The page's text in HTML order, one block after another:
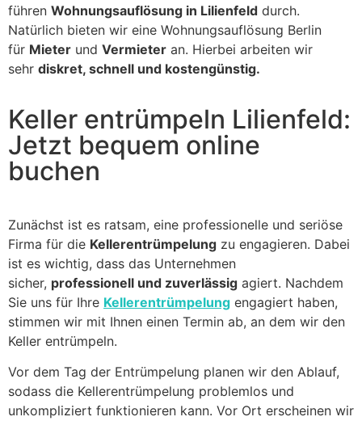
führen Wohnungsauflösung in Lilienfeld durch.
Natürlich bieten wir eine Wohnungsauflösung Berlin
für Mieter und Vermieter an. Hierbei arbeiten wir
sehr diskret, schnell und kostengünstig.
Keller entrümpeln Lilienfeld:
Jetzt bequem online
buchen
Zunächst ist es ratsam, eine professionelle und seriöse
Firma für die Kellerentrümpelung zu engagieren. Dabei
ist es wichtig, dass das Unternehmen
sicher, professionell und zuverlässig agiert. Nachdem
Sie uns für Ihre Kellerentrümpelung engagiert haben,
stimmen wir mit Ihnen einen Termin ab, an dem wir den
Keller entrümpeln.
Vor dem Tag der Entrümpelung planen wir den Ablauf,
sodass die Kellerentrümpelung problemlos und
unkompliziert funktionieren kann. Vor Ort erscheinen wir